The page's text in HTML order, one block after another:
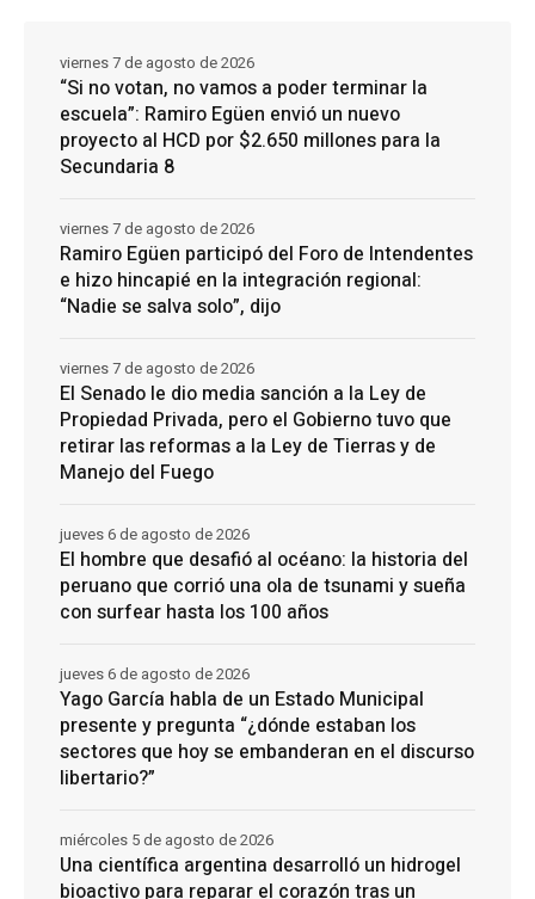
“Si no votan, no vamos a poder terminar la
escuela”: Ramiro Egüen envió un nuevo
proyecto al HCD por $2.650 millones para la
Secundaria 8
viernes 7 de agosto de 2026
Ramiro Egüen participó del Foro de Intendentes
e hizo hincapié en la integración regional:
“Nadie se salva solo”, dijo
viernes 7 de agosto de 2026
El Senado le dio media sanción a la Ley de
Propiedad Privada, pero el Gobierno tuvo que
retirar las reformas a la Ley de Tierras y de
Manejo del Fuego
viernes 7 de agosto de 2026
El hombre que desafió al océano: la historia del
peruano que corrió una ola de tsunami y sueña
con surfear hasta los 100 años
jueves 6 de agosto de 2026
Yago García habla de un Estado Municipal
presente y pregunta “¿dónde estaban los
sectores que hoy se embanderan en el discurso
libertario?”
jueves 6 de agosto de 2026
Una científica argentina desarrolló un hidrogel
bioactivo para reparar el corazón tras un
miércoles 5 de agosto de 2026